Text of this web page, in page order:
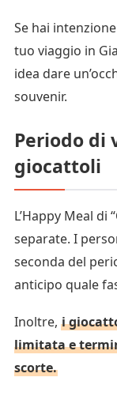
Se hai
tuo viaggio in
idea dare
souvenir.
Periodo di
giocattoli
L’Happy Meal
separate. I
seconda del
anticipo quale
Inoltre, i
limitata e
scorte.